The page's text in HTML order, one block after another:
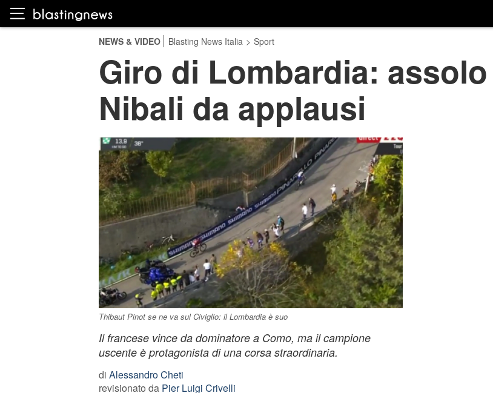
NEWS & VIDEO Blasting News Italia > Sport
Giro di Lombardia:
Nibali da applausi
Thibaut Pinot se ne va sul Civiglio: il Lombardia è suo
Il francese vince da dominatore a Como, ma il campione
uscente è protagonista di una corsa straordinaria.
di Alessandro Cheti
revisionato da Pier Luigi Crivelli